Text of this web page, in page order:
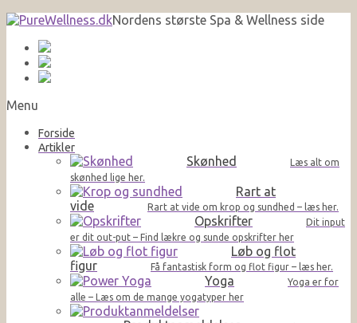
Nordens største Spa & Wellness side
Menu
Forside
Artikler
Skønhed
Læs alt om
skønhed lige her.
Rart at
vide
Rart at vide om krop og sundhed – læs her.
Opskrifter
Dit input
er dit out-put – Find lækre og sunde opskrifter her
Løb og flot
figur
Få fantastisk form og flot figur – læs her.
Yoga
Yoga er for
alle – Læs om de mange yogatyper her